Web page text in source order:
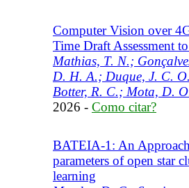
Computer Vision over
Time Draft Assessment
Mathias, T. N.;
D. H. A.; Duque, J. C.
Botter, R. C.; Mota, D.
2026 - Como citar?
BATEIA-1: An
parameters of open star
learning